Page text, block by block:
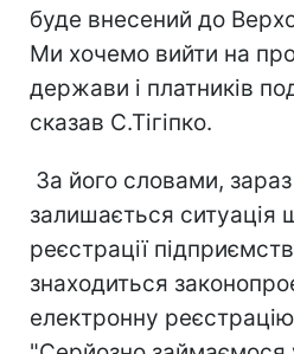
буде внесений до
Ми хочемо вийти на
держави і платників
сказав С.Тігіпко.
За його словами,
залишається ситуація
реєстрації
знаходиться
електронну